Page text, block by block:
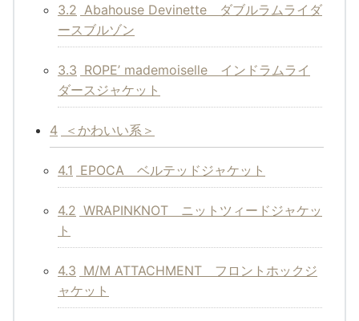
3.2 Abahouse Devinette ダブルラムライダ
ースブルゾン
3.3 ROPE’ mademoiselle インドラムライ
ダースジャケット
4 ＜かわいい系＞
4.1 EPOCA ベルテッドジャケット
4.2 WRAPINKNOT ニットツィードジャケッ
ト
4.3 M/M ATTACHMENT フロントホックジ
ャケット